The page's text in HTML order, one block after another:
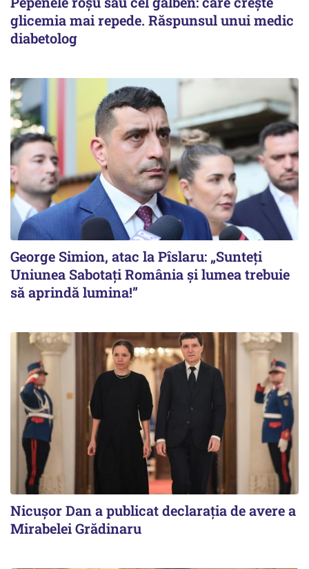
glicemia mai repede. Răspunsul unui medic
diabetolog
George Simion, atac la Pîslaru: „Sunteți
Uniunea Sabotați România și lumea trebuie
să aprindă lumina!”
Nicuşor Dan a publicat declaraţia de avere a
Mirabelei Grădinaru